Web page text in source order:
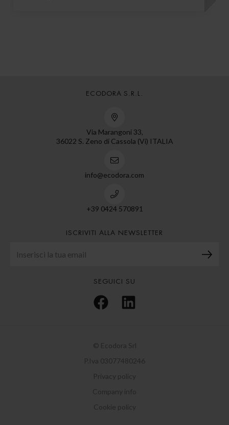
ECODORA S.R.L.
Via Marangoni 33,
36022 S. Zeno di Cassola (Vi) ITALIA
info@ecodora.com
+39 0424 570891
ISCRIVITI ALLA NEWSLETTER
SEGUICI SU
© Ecodora Srl
P.Iva 03077480246
Privacy policy
Company info
Cookie policy